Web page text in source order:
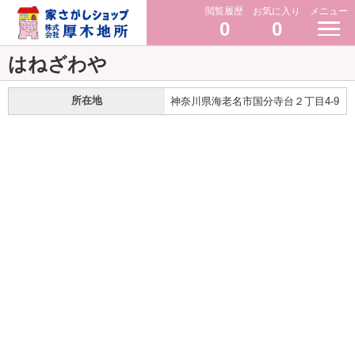
閲覧履歴
0
お気に入り
0
メニュー
はねざわや
所在地 神奈川県海老名市国分寺台２丁目4-9